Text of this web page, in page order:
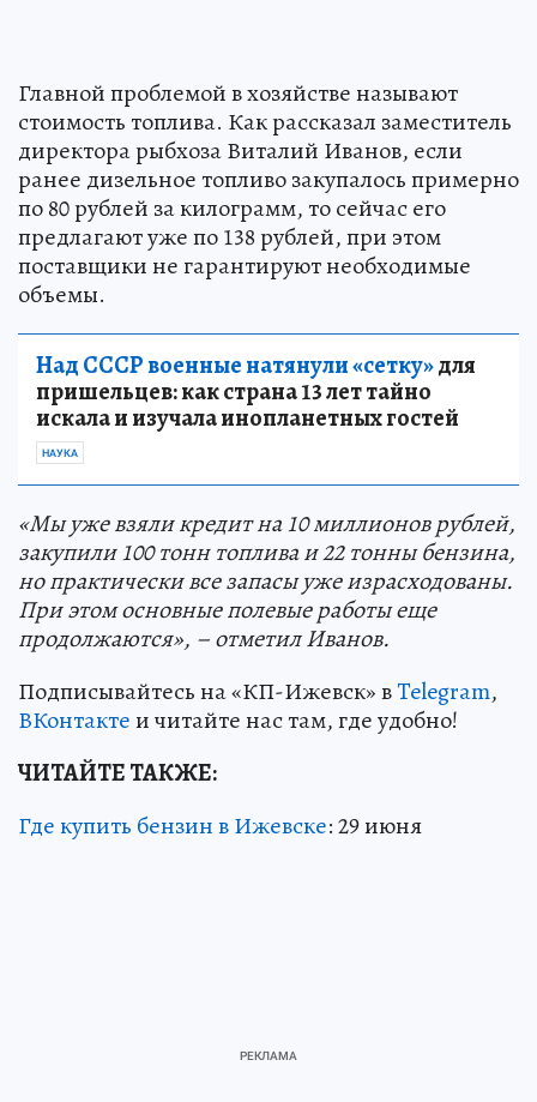
Главной проблемой в хозяйстве называют
стоимость топлива. Как рассказал заместитель
директора рыбхоза Виталий Иванов, если
ранее дизельное топливо закупалось примерно
по 80 рублей за килограмм, то сейчас его
предлагают уже по 138 рублей, при этом
поставщики не гарантируют необходимые
объемы.
Над СССР военные натянули «сетку»для
пришельцев: как страна 13 лет тайно
искала и изучала инопланетных гостей
НАУКА
«Мы уже взяли кредит на 10 миллионов рублей,
закупили 100 тонн топлива и 22 тонны бензина,
но практически все запасы уже израсходованы.
При этом основные полевые работы еще
продолжаются», – отметил Иванов.
Подписывайтесь на «КП-Ижевск» вTelegram,
ВКонтактеи читайте нас там, где удобно!
ЧИТАЙТЕ ТАКЖЕ:
Где купить бензин в Ижевске: 29 июня